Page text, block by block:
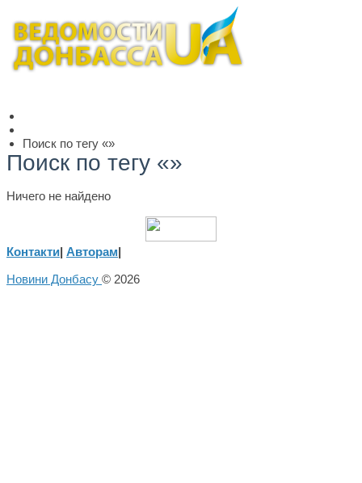
Поиск по тегу «»
Поиск по тегу «»
Ничего не найдено
Контакти| Авторам|
Новини Донбасу © 2026